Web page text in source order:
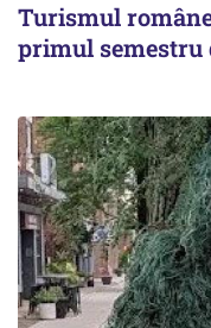
Turismul
primul semestru